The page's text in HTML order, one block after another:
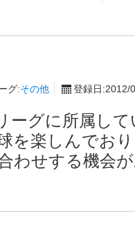
グ:その他 登録日:2012/
ーグに所属し
を楽しんでお
わせする機会